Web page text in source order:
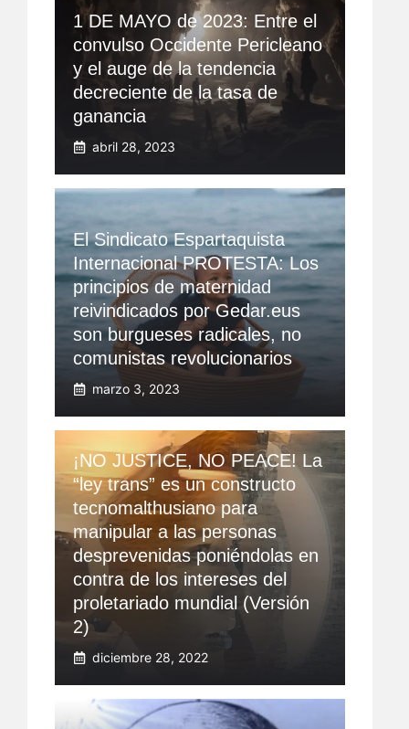
1 DE MAYO de 2023: Entre el
convulso Occidente Pericleano
y el auge de la tendencia
decreciente de la tasa de
ganancia
abril 28, 2023
El Sindicato Espartaquista
Internacional PROTESTA: Los
principios de maternidad
reivindicados por Gedar.eus
son burgueses radicales, no
comunistas revolucionarios
marzo 3, 2023
¡NO JUSTICE, NO PEACE! La
“ley trans” es un constructo
tecnomalthusiano para
manipular a las personas
desprevenidas poniéndolas en
contra de los intereses del
proletariado mundial (Versión
2)
diciembre 28, 2022